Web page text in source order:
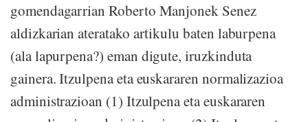
gomendagarrian Roberto Manjonek Senez
aldizkarian ateratako artikulu baten laburpena
(ala lapurpena?) eman digute, iruzkinduta
gainera. Itzulpena eta euskararen normalizazioa
administrazioan (1) Itzulpena eta euskararen